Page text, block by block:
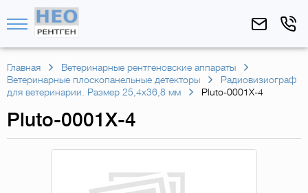
Главная
Ветеринарные рентгеновские аппараты
Ветеринарные плоскопанельные детекторы
Радиовизиограф
для ветеринарии. Размер 25,4х36,8 мм
Pluto-0001X-4
Pluto-0001X-4